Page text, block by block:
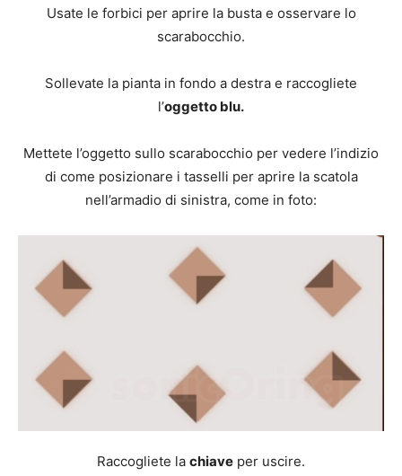
Usate le forbici per aprire la busta e osservare lo
scarabocchio.
Sollevate la pianta in fondo a destra e raccogliete
l’oggetto blu.
Mettete l’oggetto sullo scarabocchio per vedere l’indizio
di come posizionare i tasselli per aprire la scatola
nell’armadio di sinistra, come in foto:
Raccogliete la chiave per uscire.